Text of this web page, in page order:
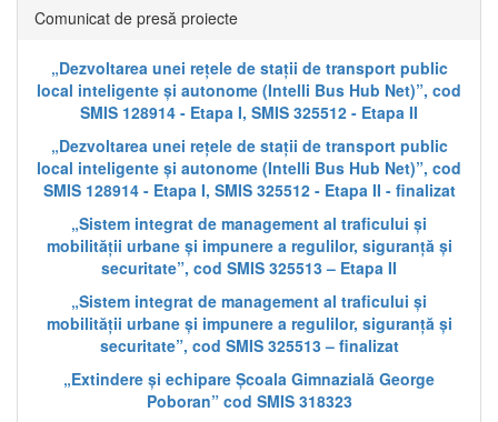
Comunicat de presă proiecte
„Dezvoltarea unei rețele de stații de transport public
local inteligente și autonome (Intelli Bus Hub Net)”, cod
SMIS 128914 - Etapa I, SMIS 325512 - Etapa II
„Dezvoltarea unei rețele de stații de transport public
local inteligente și autonome (Intelli Bus Hub Net)”, cod
SMIS 128914 - Etapa I, SMIS 325512 - Etapa II - finalizat
„Sistem integrat de management al traficului și
mobilității urbane și impunere a regulilor, siguranță și
securitate”, cod SMIS 325513 – Etapa II
„Sistem integrat de management al traficului și
mobilității urbane și impunere a regulilor, siguranță și
securitate”, cod SMIS 325513 – finalizat
„Extindere și echipare Școala Gimnazială George
Poboran” cod SMIS 318323